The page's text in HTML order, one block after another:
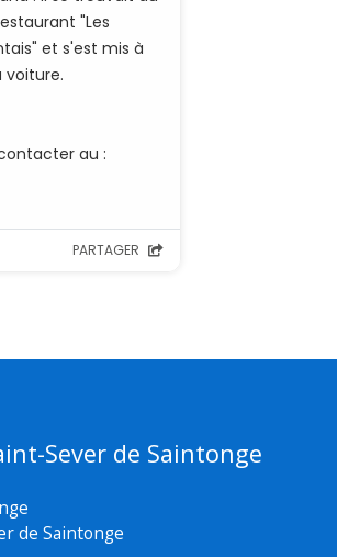
Sever de Saintonge
de Saintonge